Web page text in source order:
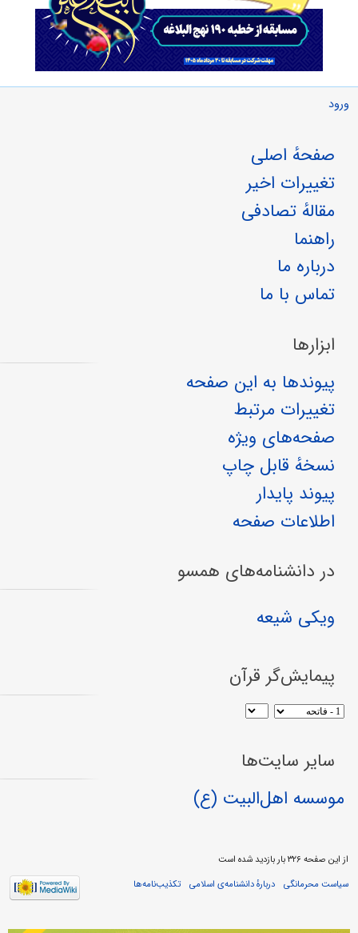
ورود
صفحهٔ اصلی
تغییرات اخیر
مقالهٔ تصادفی
راهنما
درباره ما
تماس با ما
ابزارها
پیوندها به این صفحه
تغییرات مرتبط
صفحه‌های ویژه
نسخهٔ قابل چاپ
پیوند پایدار
اطلاعات صفحه
در دانشنامه‌های همسو
ویکی شیعه
پیمایش‌گر قرآن
سایر سایت‌ها
موسسه اهل‌البیت (ع)
از این صفحه ۳۲۶ بار بازدید شده است
سیاست محرمانگی
دربارهٔ دانشنامه‌ی اسلامی تکذیب‌نامه‌ها